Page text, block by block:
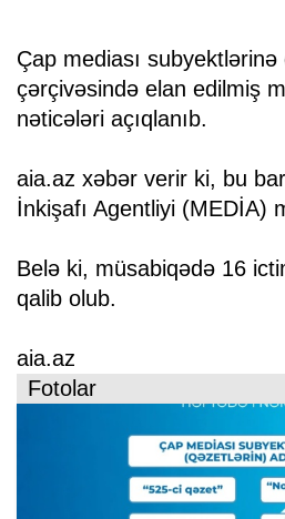
Çap mediası
çərçivəsində elan edilmiş
nəticələri açıqlanıb.
aia.az xəbər verir ki, bu
İnkişafı Agentliyi (MEDİA)
Belə ki, müsabiqədə 16
qalib olub.
aia.az
Fotolar